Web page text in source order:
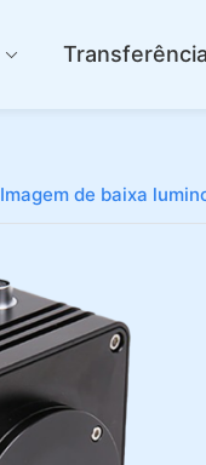
Imagem de baixa